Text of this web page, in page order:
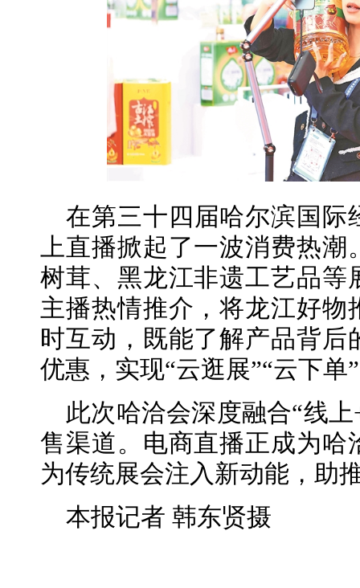
在第三十四届哈尔滨国际
上直播掀起了一波消费热潮
树茸、黑龙江非遗工艺品等
主播热情推介，将龙江好物
时互动，既能了解产品背
优惠，实现“云逛展”“云下单
此次哈洽会深度融合“线
售渠道。电商直播正成为哈
为传统展会注入新动能，助
本报记者 韩东贤摄